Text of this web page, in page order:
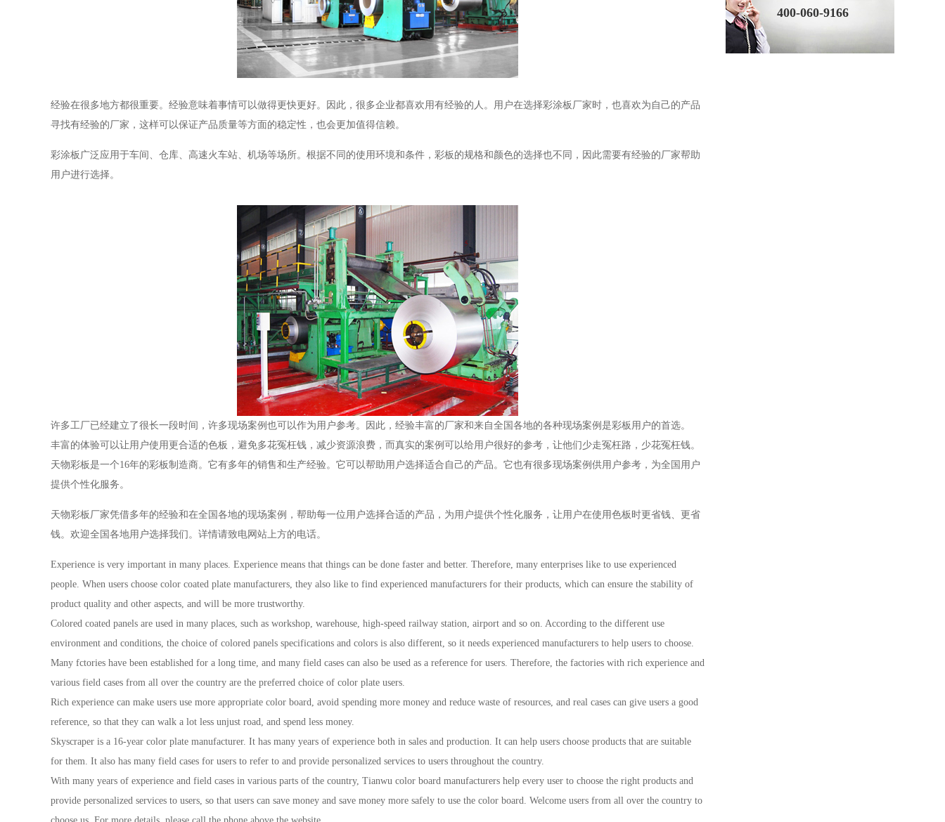
经验在很多地方都很重要。经验意味着事情可以做得更快更好。因此，很多企业都喜欢用有经验的人。用户在选择彩涂板厂家时，也喜欢为自己的产品
寻找有经验的厂家，这样可以保证产品质量等方面的稳定性，也会更加值得信赖。
彩涂板广泛应用于车间、仓库、高速火车站、机场等场所。根据不同的使用环境和条件，彩板的规格和颜色的选择也不同，因此需要有经验的厂家帮助
用户进行选择。
许多工厂已经建立了很长一段时间，许多现场案例也可以作为用户参考。因此，经验丰富的厂家和来自全国各地的各种现场案例是彩板用户的首选。
丰富的体验可以让用户使用更合适的色板，避免多花冤枉钱，减少资源浪费，而真实的案例可以给用户很好的参考，让他们少走冤枉路，少花冤枉钱。
天物彩板是一个16年的彩板制造商。它有多年的销售和生产经验。它可以帮助用户选择适合自己的产品。它也有很多现场案例供用户参考，为全国用户
提供个性化服务。
天物彩板厂家凭借多年的经验和在全国各地的现场案例，帮助每一位用户选择合适的产品，为用户提供个性化服务，让用户在使用色板时更省钱、更省
钱。欢迎全国各地用户选择我们。详情请致电网站上方的电话。
Experience is very important in many places. Experience means that things can be done faster and better. Therefore, many enterprises like to use experienced
people. When users choose color coated plate manufacturers, they also like to find experienced manufacturers for their products, which can ensure the stability of
product quality and other aspects, and will be more trustworthy.
Colored coated panels are used in many places, such as workshop, warehouse, high-speed railway station, airport and so on. According to the different use
environment and conditions, the choice of colored panels specifications and colors is also different, so it needs experienced manufacturers to help users to choose.
Many fctories have been established for a long time, and many field cases can also be used as a reference for users. Therefore, the factories with rich experience and
various field cases from all over the country are the preferred choice of color plate users.
Rich experience can make users use more appropriate color board, avoid spending more money and reduce waste of resources, and real cases can give users a good
reference, so that they can walk a lot less unjust road, and spend less money.
Skyscraper is a 16-year color plate manufacturer. It has many years of experience both in sales and production. It can help users choose products that are suitable
for them. It also has many field cases for users to refer to and provide personalized services to users throughout the country.
With many years of experience and field cases in various parts of the country, Tianwu color board manufacturers help every user to choose the right products and
provide personalized services to users, so that users can save money and save money more safely to use the color board. Welcome users from all over the country to
400-060-9166